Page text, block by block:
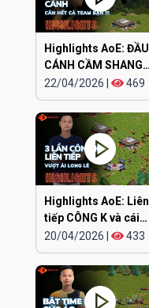
Highlights AoE: ĐẦU
CÁNH CẦM SHANG
KAMACHI cân hết
22/04/2026 469
Highlights AoE: Liên
tiếp CÔNG K và cái
kết
20/04/2026 433